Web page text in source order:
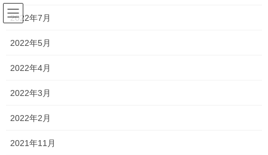
コ
ン
ナ
ビ
HOME blog
2020年11月13日
blog
2022年7月
2022年5月
2022年4月
2022年3月
2022年2月
2021年11月